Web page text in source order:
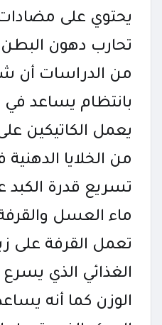
يحتوي على
تحارب دهون
من الدراسات أن
بانتظام يساعد
يعمل الكاتيكين
من الخلايا
تسريع قدرة الكبد
ماء العسل
تعمل القرفة على
الغذائي الذي
الوزن كما أنه